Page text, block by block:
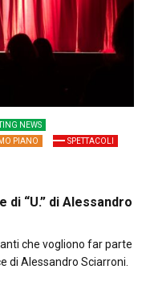
NEWS
PIANO SPETTACOLI
“U.” di Alessandro
che vogliono far parte
di Alessandro Sciarroni.